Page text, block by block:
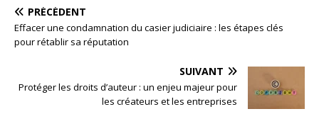
PRÉCÉDENT
Effacer une condamnation du casier judiciaire : les étapes clés
pour rétablir sa réputation
SUIVANT
Protéger les droits d’auteur : un enjeu majeur pour
les créateurs et les entreprises